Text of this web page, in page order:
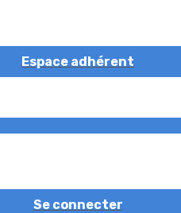
Espace adhérent
Se connecter